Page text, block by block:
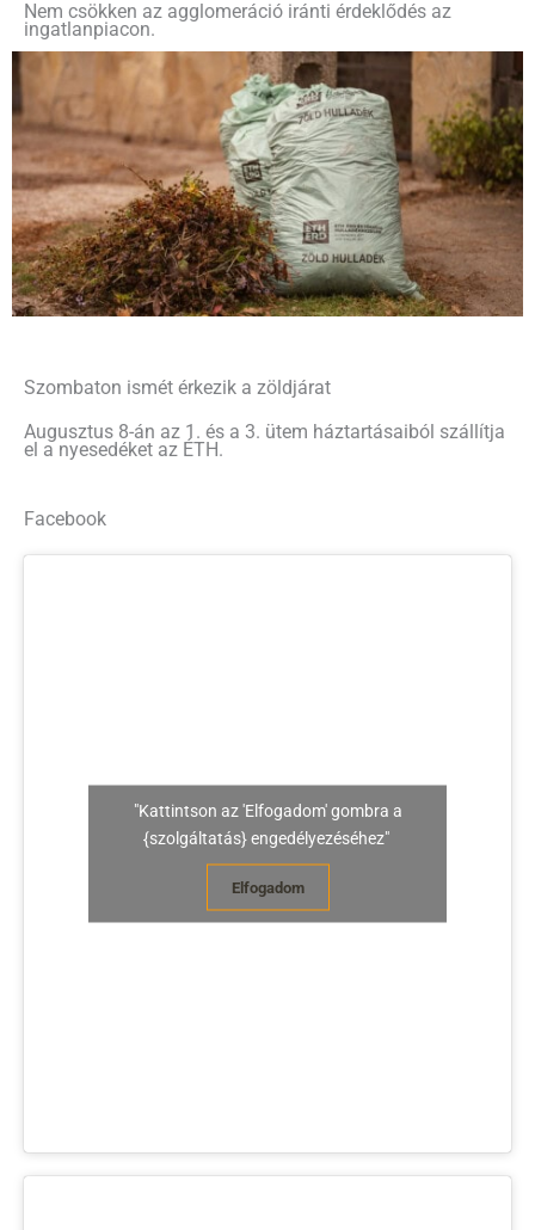
Nem csökken az agglomeráció iránti érdeklődés az
ingatlanpiacon.
Szombaton ismét érkezik a zöldjárat
Augusztus 8-án az 1. és a 3. ütem háztartásaiból szállítja
el a nyesedéket az ÉTH.
Facebook
"Kattintson az 'Elfogadom' gombra a
{szolgáltatás} engedélyezéséhez"
Elfogadom